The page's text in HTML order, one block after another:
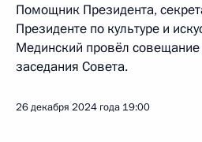
Помощник Президента,
Президенте по культуре и
Мединский провёл совещание
заседания Совета.
26 декабря 2024 года 19:00